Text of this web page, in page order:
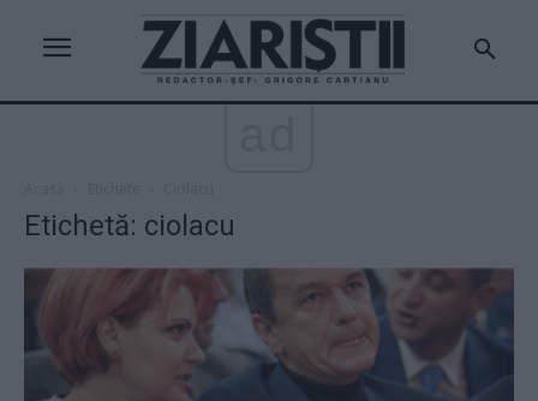
Etichetă: ciolacu